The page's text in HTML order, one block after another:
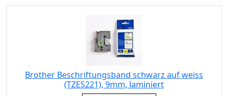
Brother Beschriftungsband schwarz auf weiss
(TZES221), 9mm, laminiert